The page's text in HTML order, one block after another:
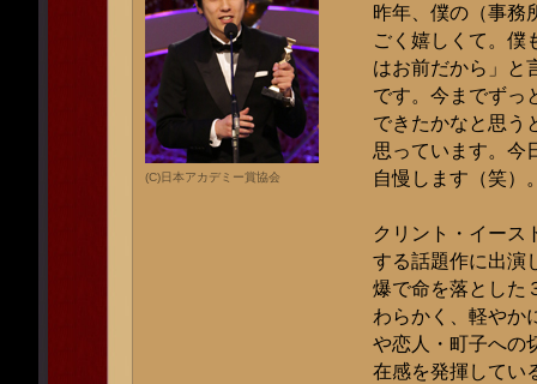
(C)日本アカデミー賞協会
昨年、僕の（事務
ごく嬉しくて。僕
はお前だから」と
です。今までずっ
できたかなと思う
思っています。今
自慢します（笑）
クリント・イース
する話題作に出演
爆で命を落とした
わらかく、軽やか
や恋人・町子への
在感を発揮してい